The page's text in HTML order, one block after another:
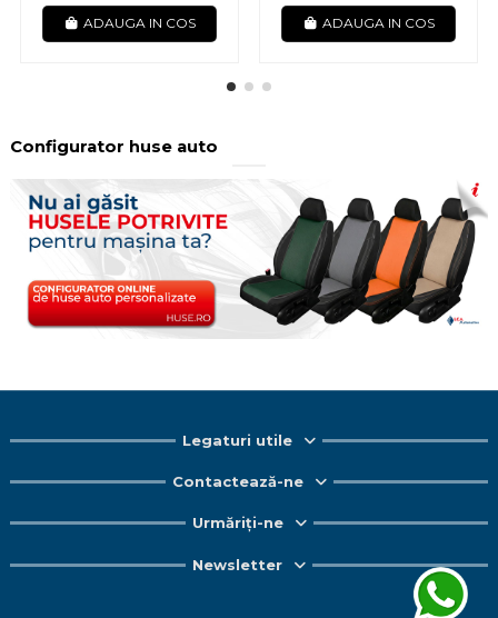
ADAUGA IN COS ADAUGA IN COS
Configurator huse auto
Legaturi utile
Contactează-ne
Urmăriți-ne
Newsletter